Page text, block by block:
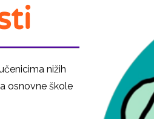
nižih
osnovne škole